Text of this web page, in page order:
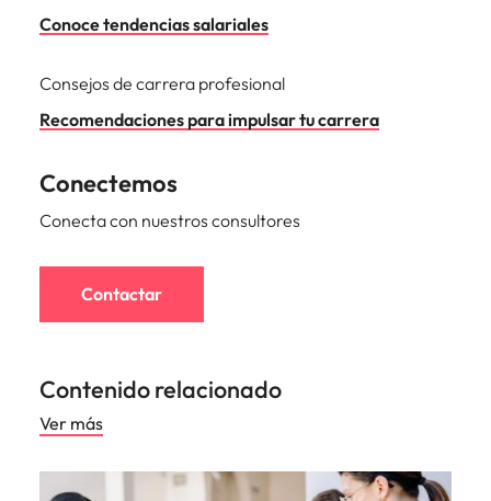
Conoce tendencias salariales
Consejos de carrera profesional
Recomendaciones para impulsar tu carrera
Conectemos
Conecta con nuestros consultores
Contactar
Contenido relacionado
Ver más